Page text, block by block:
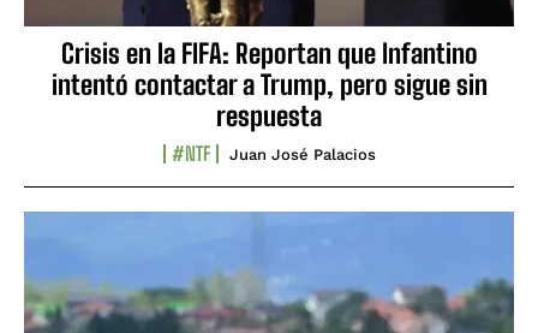
Crisis en la FIFA: Reportan que Infantino
intentó contactar a Trump, pero sigue sin
respuesta
#NTF Juan José Palacios